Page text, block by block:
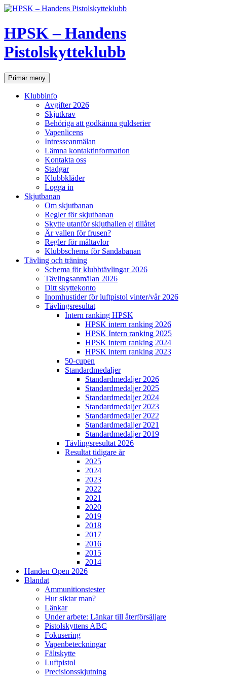
Hoppa
innehåll
HPSK – Handens
Pistolskytteklubb
SökPrimär meny
Klubbinfo
Avgifter 2026
Skjutkrav
Behöriga att godkänna guldserier
Vapenlicens
Intresseanmälan
Lämna kontaktinformation
Kontakta oss
Stadgar
Klubbkläder
Logga in
Skjutbanan
Om skjutbanan
Regler för skjutbanan
Skytte utanför skjuthallen ej tillåtet
Är vallen för frusen?
Regler för måltavlor
Klubbschema för Sandabanan
Tävling och träning
Schema för klubbtävlingar 2026
Tävlingsanmälan 2026
Ditt skyttekonto
Inomhustider för luftpistol vinter/vår 2026
Tävlingsresultat
Intern ranking HPSK
HPSK intern ranking 2026
HPSK Intern ranking 2025
HPSK intern ranking 2024
HPSK intern ranking 2023
50-cupen
Standardmedaljer
Standardmedaljer 2026
Standardmedaljer 2025
Standardmedaljer 2024
Standardmedaljer 2023
Standardmedaljer 2022
Standardmedaljer 2021
Standardmedaljer 2019
Tävlingsresultat 2026
Resultat tidigare år
2025
2024
2023
2022
2021
2020
2019
2018
2017
2016
2015
2014
Handen Open 2026
Blandat
Ammunitionstester
Hur siktar man?
Länkar
Under arbete: Länkar till återförsäljare
Pistolskyttens ABC
Fokusering
Vapenbeteckningar
Fältskytte
Luftpistol
Precisionsskjutning